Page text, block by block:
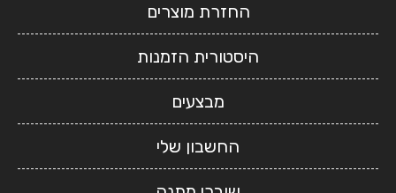
החזרת מוצרים
היסטורית הזמנות
מבצעים
החשבון שלי